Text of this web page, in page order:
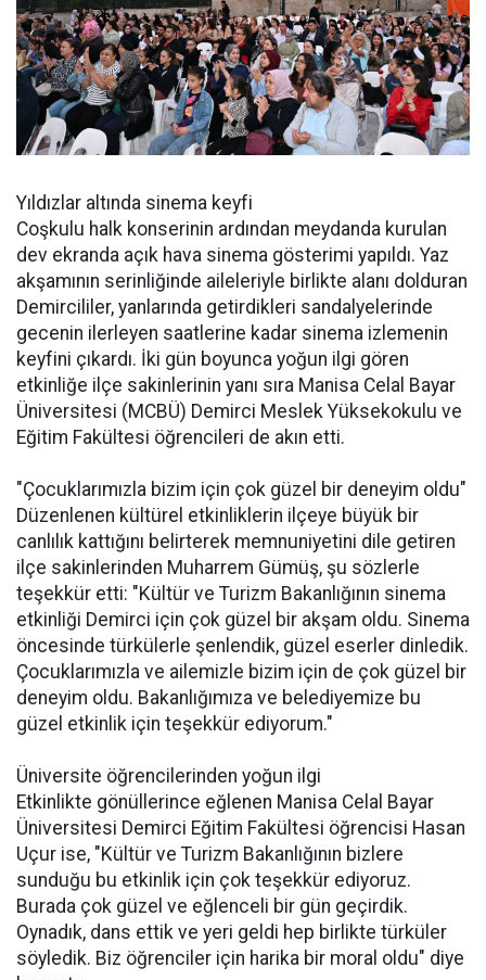
Yıldızlar altında sinema keyfi
Coşkulu halk konserinin ardından meydanda kurulan
dev ekranda açık hava sinema gösterimi yapıldı. Yaz
akşamının serinliğinde aileleriyle birlikte alanı dolduran
Demircililer, yanlarında getirdikleri sandalyelerinde
gecenin ilerleyen saatlerine kadar sinema izlemenin
keyfini çıkardı. İki gün boyunca yoğun ilgi gören
etkinliğe ilçe sakinlerinin yanı sıra Manisa Celal Bayar
Üniversitesi (MCBÜ) Demirci Meslek Yüksekokulu ve
Eğitim Fakültesi öğrencileri de akın etti.
"Çocuklarımızla bizim için çok güzel bir deneyim oldu"
Düzenlenen kültürel etkinliklerin ilçeye büyük bir
canlılık kattığını belirterek memnuniyetini dile getiren
ilçe sakinlerinden Muharrem Gümüş, şu sözlerle
teşekkür etti: "Kültür ve Turizm Bakanlığının sinema
etkinliği Demirci için çok güzel bir akşam oldu. Sinema
öncesinde türkülerle şenlendik, güzel eserler dinledik.
Çocuklarımızla ve ailemizle bizim için de çok güzel bir
deneyim oldu. Bakanlığımıza ve belediyemize bu
güzel etkinlik için teşekkür ediyorum."
Üniversite öğrencilerinden yoğun ilgi
Etkinlikte gönüllerince eğlenen Manisa Celal Bayar
Üniversitesi Demirci Eğitim Fakültesi öğrencisi Hasan
Uçur ise, "Kültür ve Turizm Bakanlığının bizlere
sunduğu bu etkinlik için çok teşekkür ediyoruz.
Burada çok güzel ve eğlenceli bir gün geçirdik.
Oynadık, dans ettik ve yeri geldi hep birlikte türküler
söyledik. Biz öğrenciler için harika bir moral oldu" diye